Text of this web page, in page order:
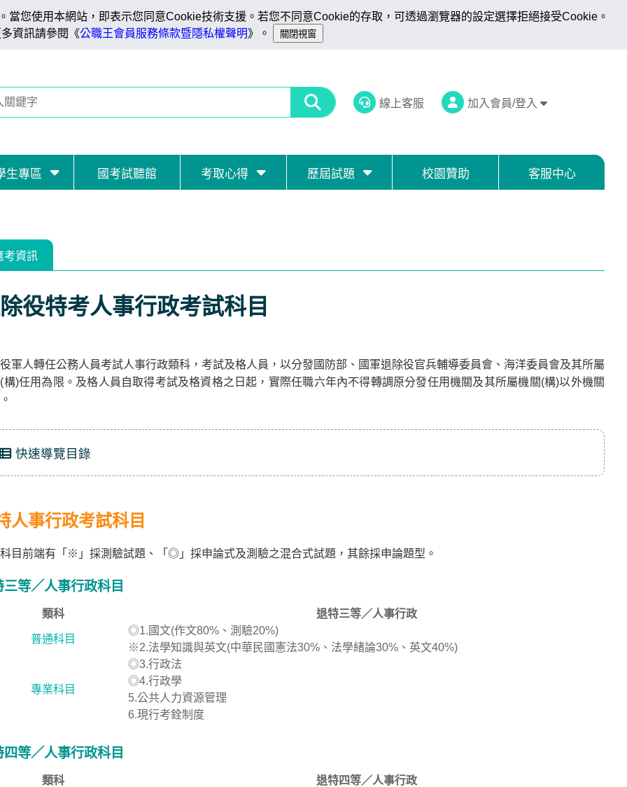
您使用本網站，即表示您同意Cookie技術支援。若您不同意Cookie的存取，可透過瀏覽器的設定選擇拒絕接受Cookie。
多資訊請參閱《公職王會員服務條款暨隱私權聲明》。
線上客服 加入會員/登入
生專區 國考試聽館 考取心得 歷屆試題 校園贊助 客服中心
考資訊
役特考人事行政考試科目
軍人轉任公務人員考試人事行政類科，考試及格人員，以分發國防部、國軍退除役官兵輔導委員會、海洋委員會及其所屬
構)任用為限。及格人員自取得考試及格資格之日起，實際任職六年內不得轉調原分發任用機關及其所屬機關(構)以外機關
快速導覽目錄
人事行政考試科目
目前端有「※」採測驗試題、「◎」採申論式及測驗之混合式試題，其餘採申論題型。
三等／人事行政科目
類科 退特三等／人事行政
普通科目
◎1.國文(作文80%、測驗20%)
※2.法學知識與英文(中華民國憲法30%、法學緒論30%、英文40%)
專業科目
◎3.行政法
◎4.行政學
5.公共人力資源管理
6.現行考銓制度
四等／人事行政科目
類科 退特四等／人事行政